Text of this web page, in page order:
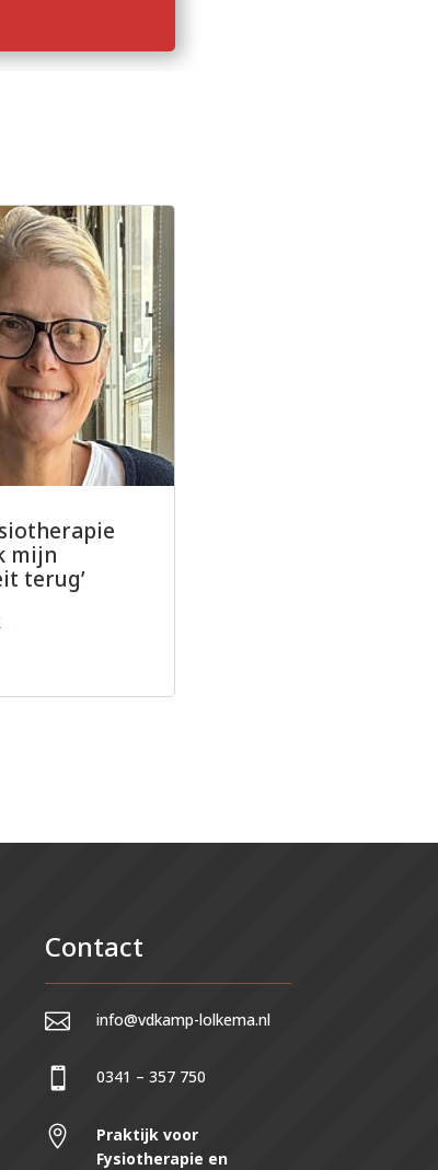
mijn
terug’
Contact
 info@vdkamp-lolkema.nl
 0341 – 357 750

Praktijk voor
Fysiotherapie en